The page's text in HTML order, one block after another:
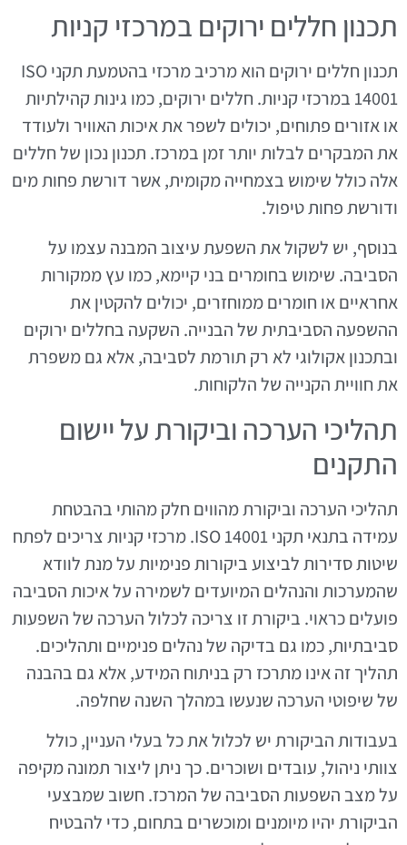
תכנון חללים ירוקים במרכזי קניות
תכנון חללים ירוקים הוא מרכיב מרכזי בהטמעת תקני ISO
14001 במרכזי קניות. חללים ירוקים, כמו גינות קהילתיות
או אזורים פתוחים, יכולים לשפר את איכות האוויר ולעודד
את המבקרים לבלות יותר זמן במרכז. תכנון נכון של חללים
אלה כולל שימוש בצמחייה מקומית, אשר דורשת פחות מים
ודורשת פחות טיפול.
בנוסף, יש לשקול את השפעת עיצוב המבנה עצמו על
הסביבה. שימוש בחומרים בני קיימא, כמו עץ ממקורות
אחראיים או חומרים ממוחזרים, יכולים להקטין את
ההשפעה הסביבתית של הבנייה. השקעה בחללים ירוקים
ובתכנון אקולוגי לא רק תורמת לסביבה, אלא גם משפרת
את חוויית הקנייה של הלקוחות.
תהליכי הערכה וביקורת על יישום
התקנים
תהליכי הערכה וביקורת מהווים חלק מהותי בהבטחת
עמידה בתנאי תקני ISO 14001. מרכזי קניות צריכים לפתח
שיטות סדירות לביצוע ביקורות פנימיות על מנת לוודא
שהמערכות והנהלים המיועדים לשמירה על איכות הסביבה
פועלים כראוי. ביקורת זו צריכה לכלול הערכה של השפעות
סביבתיות, כמו גם בדיקה של נהלים פנימיים ותהליכים.
תהליך זה אינו מתרכז רק בניתוח המידע, אלא גם בהבנה
של שיפוטי הערכה שנעשו במהלך השנה שחלפה.
בעבודות הביקורת יש לכלול את כל בעלי העניין, כולל
צוותי ניהול, עובדים ושוכרים. כך ניתן ליצור תמונה מקיפה
על מצב השפעות הסביבה של המרכז. חשוב שמבצעי
הביקורת יהיו מיומנים ומוכשרים בתחום, כדי להבטיח